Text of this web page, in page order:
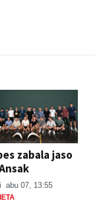
zabala jaso
abu 07, 13:55